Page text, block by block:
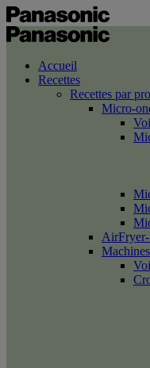
Accueil
Recettes
Recettes par
Micro-
AirFryer-